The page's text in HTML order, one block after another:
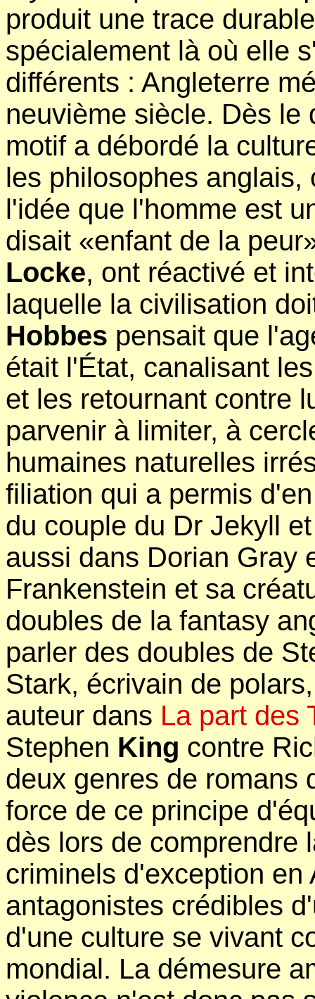
produit une trace
spécialement là où elle
différents : Angleterre
neuvième siècle. Dès le
motif a débordé la
les philosophes
l'idée que l'homme est
disait «enfant de la
Locke, ont réactivé et
laquelle la civilisation
Hobbes pensait que
était l'État, canalisant
et les retournant contre
parvenir à limiter, à
humaines naturelles
filiation qui a permis
du couple du Dr Jekyll
aussi dans Dorian Gray
Frankenstein et sa
doubles de la fantasy
parler des doubles de
Stark, écrivain de
auteur dans La part des
Stephen King contre
deux genres de romans
force de ce principe
dès lors de comprendre
criminels d'exception
antagonistes crédibles
d'une culture se vivant
mondial. La démesure